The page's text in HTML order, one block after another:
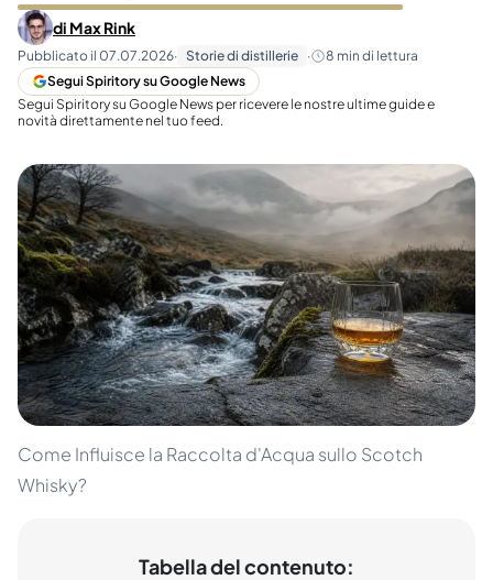
di Max Rink
Pubblicato il 07.07.2026· Storie di distillerie · 8 min di lettura
Segui Spiritory su Google News
Segui Spiritory su Google News per ricevere le nostre ultime guide e
novità direttamente nel tuo feed.
Come Influisce la Raccolta d'Acqua sullo Scotch
Whisky?
Tabella del contenuto: